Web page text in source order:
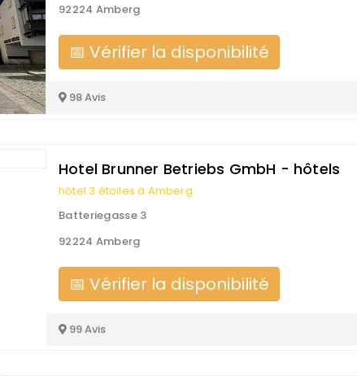
92224 Amberg
📅 Vérifier la disponibilité
98 Avis
Hotel Brunner Betriebs GmbH - hôtels
hôtel 3 étoiles à Amberg
Batteriegasse 3
92224 Amberg
📅 Vérifier la disponibilité
99 Avis